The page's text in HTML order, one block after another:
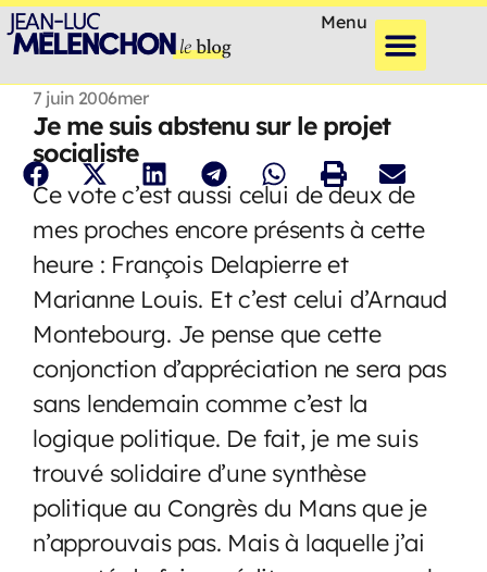
Menu
7 juin 2006mer
Je me suis abstenu sur le projet
socialiste
Ce vote c’est aussi celui de deux de
mes proches encore présents à cette
heure : François Delapierre et
Marianne Louis. Et c’est celui d’Arnaud
Montebourg. Je pense que cette
conjonction d’appréciation ne sera pas
sans lendemain comme c’est la
logique politique. De fait, je me suis
trouvé solidaire d’une synthèse
politique au Congrès du Mans que je
n’approuvais pas. Mais à laquelle j’ai